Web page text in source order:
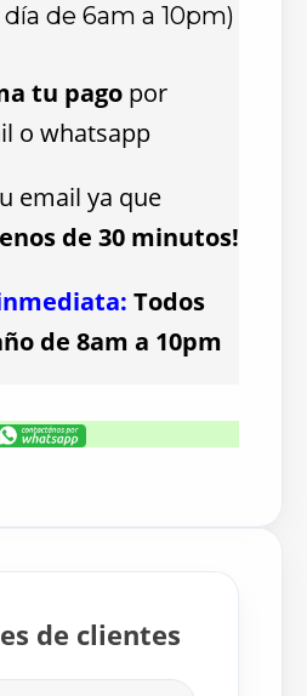
de 6am a 10pm)
tu pago por
o whatsapp
email ya que
de 30 minutos!
Todos
de 8am a 10pm
de clientes